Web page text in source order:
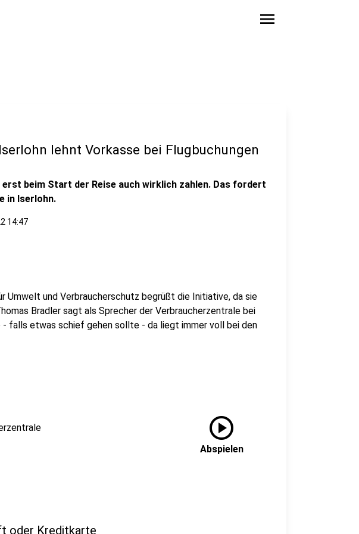
menu
lehnt Vorkasse bei Flugbuchungen
erst beim Start der Reise auch wirklich zahlen. Das fordert
in Iserlohn.
14:47
Umwelt und Verbraucherschutz begrüßt die Initiative, da sie
Bradler sagt als Sprecher der Verbraucherzentrale bei
- falls etwas schief gehen sollte - da liegt immer voll bei den
play_circle
Abspielen
oder Kreditkarte